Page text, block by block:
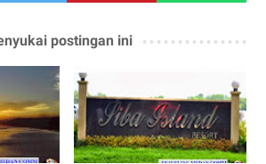
postingan ini